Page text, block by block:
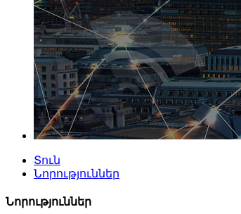
Տուն
Նորություններ
Նորություններ